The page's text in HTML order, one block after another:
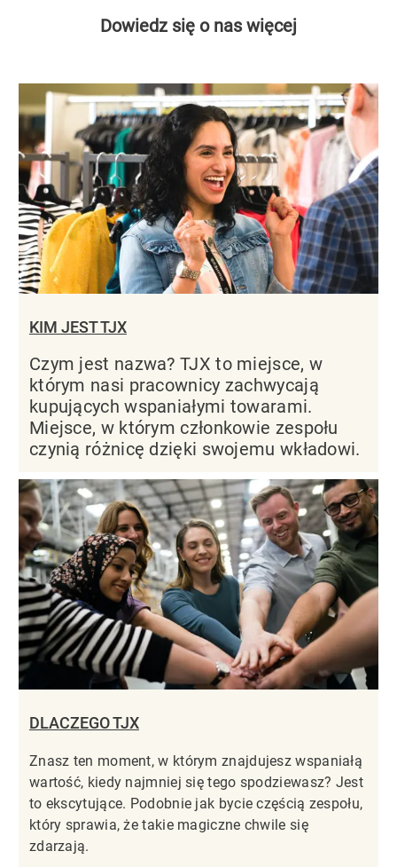
Dowiedz się o nas więcej
KIM JEST TJX
Czym jest nazwa? TJX to miejsce, w
którym nasi pracownicy zachwycają
kupujących wspaniałymi towarami.
Miejsce, w którym członkowie zespołu
czynią różnicę dzięki swojemu wkładowi.
DLACZEGO TJX
Znasz ten moment, w którym znajdujesz wspaniałą
wartość, kiedy najmniej się tego spodziewasz? Jest
to ekscytujące. Podobnie jak bycie częścią zespołu,
który sprawia, że takie magiczne chwile się
zdarzają.